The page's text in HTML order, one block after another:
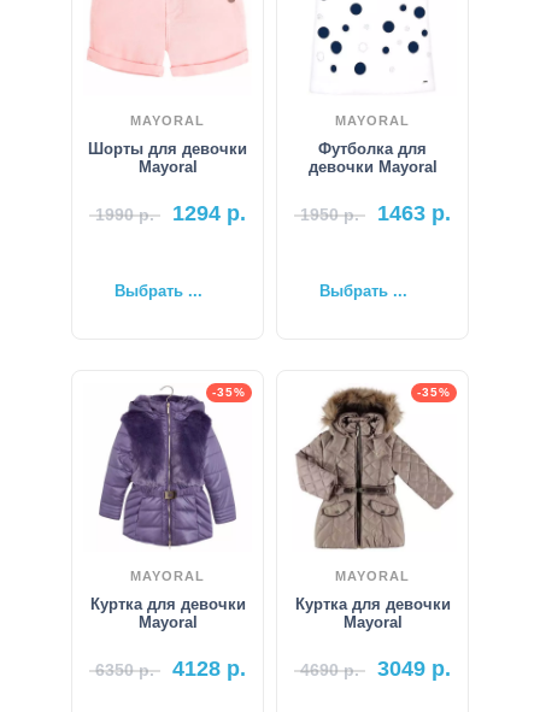
MAYORAL
Шорты для девочки
Mayoral
1990р. 1294 р.
Выбрать ...
MAYORAL
Футболка для
девочки Mayoral
1950р. 1463 р.
Выбрать ...
-35%
MAYORAL
Куртка для девочки
Mayoral
6350р. 4128 р.
-35%
MAYORAL
Куртка для девочки
Mayoral
4690р. 3049 р.